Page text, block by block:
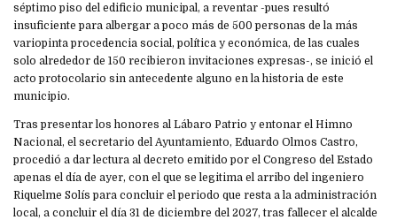
séptimo piso del edificio municipal, a reventar -pues resultó
insuficiente para albergar a poco más de 500 personas de la más
variopinta procedencia social, política y económica, de las cuales
solo alrededor de 150 recibieron invitaciones expresas-, se inició el
acto protocolario sin antecedente alguno en la historia de este
municipio.
Tras presentar los honores al Lábaro Patrio y entonar el Himno
Nacional, el secretario del Ayuntamiento, Eduardo Olmos Castro,
procedió a dar lectura al decreto emitido por el Congreso del Estado
apenas el día de ayer, con el que se legitima el arribo del ingeniero
Riquelme Solís para concluir el periodo que resta a la administración
local, a concluir el día 31 de diciembre del 2027, tras fallecer el alcalde